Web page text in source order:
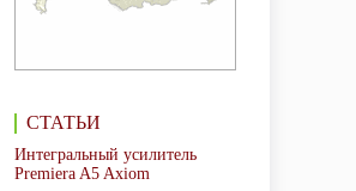
СТАТЬИ
Интегральный усилитель
Premiera A5 Axiom